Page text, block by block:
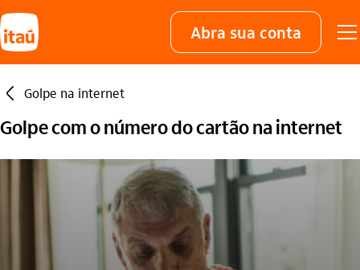
Abra sua conta
seta_esquerda Golpe na internet
Golpe com o número do cartão na internet